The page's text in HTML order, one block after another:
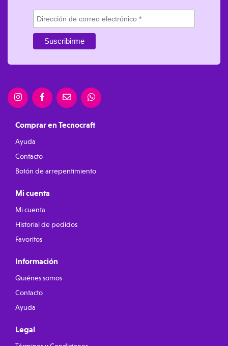
Comprar en Tecnocraft
Ayuda
Contacto
Botón de arrepentimiento
Mi cuenta
Mi cuenta
Historial de pedidos
Favoritos
Información
Quiénes somos
Contacto
Ayuda
Legal